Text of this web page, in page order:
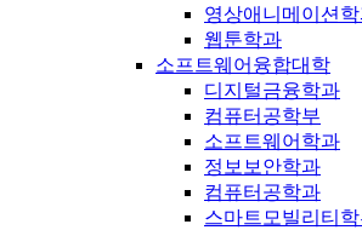
영상애니메이션
웹툰학과
소프트웨어융합대학
디지털금융학과
컴퓨터공학부
소프트웨어학과
정보보안학과
컴퓨터공학과
스마트모빌리티